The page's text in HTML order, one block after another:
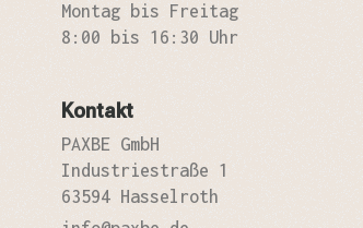
Montag bis Freitag
8:00 bis 16:30 Uhr
Kontakt
PAXBE GmbH
Industriestraße 1
63594 Hasselroth